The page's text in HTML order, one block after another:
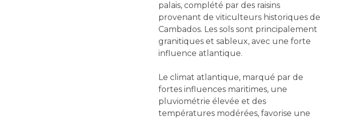
palais, complété par des raisins
provenant de viticulteurs historiques de
Cambados. Les sols sont principalement
granitiques et sableux, avec une forte
influence atlantique.
Le climat atlantique, marqué par de
fortes influences maritimes, une
pluviométrie élevée et des
températures modérées, favorise une